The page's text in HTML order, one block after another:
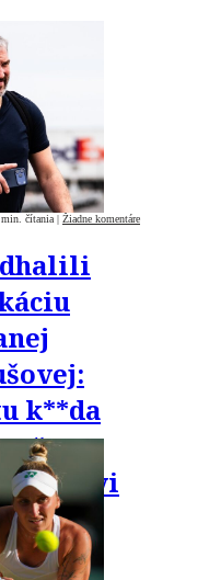
čítania | Žiadne komentáre
k**da